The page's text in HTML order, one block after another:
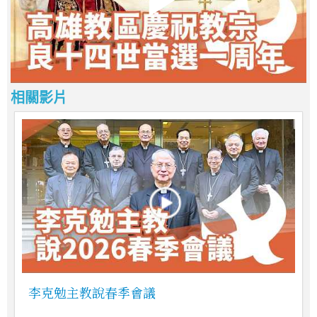
相關影片
李克勉主教說春季會議